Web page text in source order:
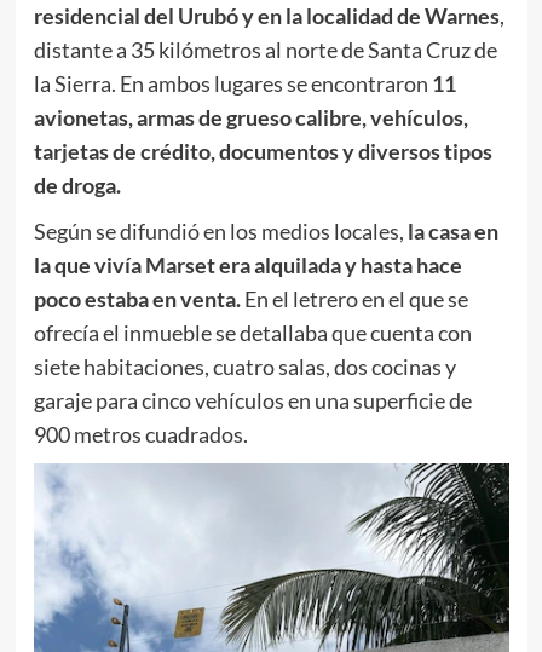
residencial del Urubó y en la localidad de Warnes,
distante a 35 kilómetros al norte de Santa Cruz de
la Sierra. En ambos lugares se encontraron 11
avionetas, armas de grueso calibre, vehículos,
tarjetas de crédito, documentos y diversos tipos
de droga.
Según se difundió en los medios locales, la casa en
la que vivía Marset era alquilada y hasta hace
poco estaba en venta.En el letrero en el que se
ofrecía el inmueble se detallaba que cuenta con
siete habitaciones, cuatro salas, dos cocinas y
garaje para cinco vehículos en una superficie de
900 metros cuadrados.